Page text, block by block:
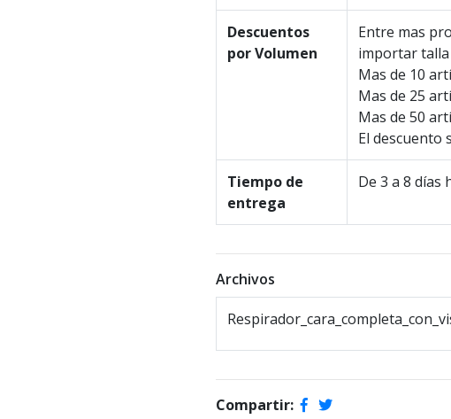
Descuentos
por Volumen
Entre mas
importar
Mas de 10
Mas de 25
Mas de 50
El descuento
Tiempo de
entrega
De 3 a 8 días
Archivos
Compartir: